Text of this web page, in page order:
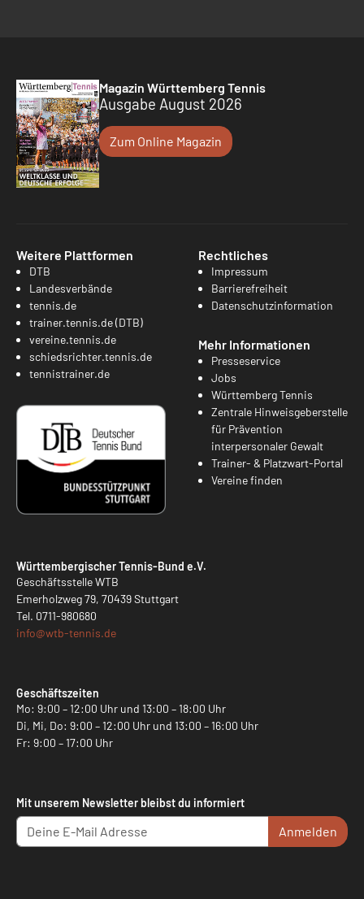
Magazin Württemberg Tennis
Ausgabe August 2026
Zum Online Magazin
Weitere Plattformen
DTB
Landesverbände
tennis.de
trainer.tennis.de (DTB)
vereine.tennis.de
schiedsrichter.tennis.de
tennistrainer.de
Rechtliches
Impressum
Barrierefreiheit
Datenschutzinformation
Mehr Informationen
Presseservice
Jobs
Württemberg Tennis
Zentrale Hinweisgeberstelle
für Prävention
interpersonaler Gewalt
Trainer- & Platzwart-Portal
Vereine finden
Württembergischer Tennis-Bund e.V.
Geschäftsstelle WTB
Emerholzweg 79, 70439 Stuttgart
Tel. 0711-980680
info@wtb-tennis.de
Geschäftszeiten
Mo: 9:00 – 12:00 Uhr und 13:00 – 18:00 Uhr
Di, Mi, Do: 9:00 – 12:00 Uhr und 13:00 – 16:00 Uhr
Fr: 9:00 – 17:00 Uhr
Mit unserem Newsletter bleibst du informiert
Anmelden